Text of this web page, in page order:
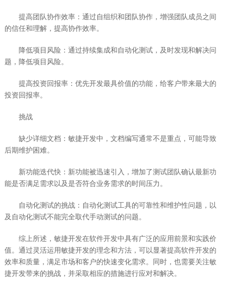
提高团队协作效率：通过自组织和团队协作，增强团队成员之间
的信任和理解，提高协作效率。
降低项目风险：通过持续集成和自动化测试，及时发现和解决问
题，降低项目风险。
提高投资回报率：优先开发最具价值的功能，给客户带来最大的
投资回报率。
挑战
缺少详细文档：敏捷开发中，文档编写通常不是重点，可能导致
后期维护困难。
新功能迭代快：新功能被迅速引入，增加了测试团队确认最新功
能是否满足需求以及是否符合业务需求的时间压力。
自动化测试的挑战：自动化测试工具的可靠性和维护性问题，以
及自动化测试不能完全取代手动测试的问题。
综上所述，敏捷开发在软件开发中具有广泛的应用前景和实践价
值。通过灵活运用敏捷开发的理念和方法，可以显著提高软件开发的
效率和质量，满足市场和客户的快速变化需求。同时，也需要关注敏
捷开发带来的挑战，并采取相应的措施进行应对和解决。